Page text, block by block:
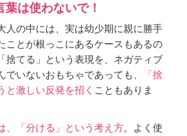
葉は使わないで！
人の中には、実は幼少期に親に勝手
ことが根っこにあるケースもあるの
捨てる」という表現を、ネガティブ
でいないおもちゃであっても、
「捨
と激しい反発を招く こともありま
、「分ける」という考え方。よく使